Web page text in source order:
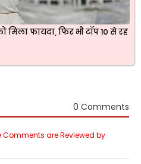
फायदा, फिर भी टॉप 10 से रह
0 Comments
Comments are Reviewed by